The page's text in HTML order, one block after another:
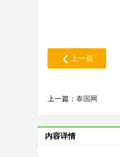
上一页
上一篇： 泰国网
内容详情